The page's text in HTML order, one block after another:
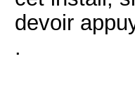
devoir
.